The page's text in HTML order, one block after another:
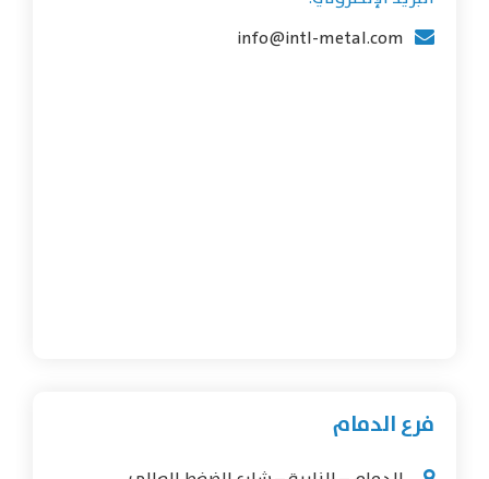
info@intl-metal.com
فرع الدمام